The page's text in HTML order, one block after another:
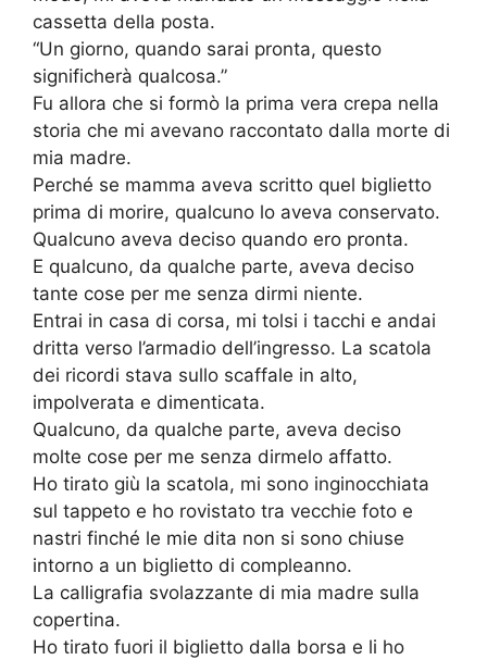
cassetta della posta.
“Un giorno, quando sarai pronta, questo
significherà qualcosa.”
Fu allora che si formò la prima vera crepa nella
storia che mi avevano raccontato dalla morte di
mia madre.
Perché se mamma aveva scritto quel biglietto
prima di morire, qualcuno lo aveva conservato.
Qualcuno aveva deciso quando ero pronta.
E qualcuno, da qualche parte, aveva deciso
tante cose per me senza dirmi niente.
Entrai in casa di corsa, mi tolsi i tacchi e andai
dritta verso l’armadio dell’ingresso. La scatola
dei ricordi stava sullo scaffale in alto,
impolverata e dimenticata.
Qualcuno, da qualche parte, aveva deciso
molte cose per me senza dirmelo affatto.
Ho tirato giù la scatola, mi sono inginocchiata
sul tappeto e ho rovistato tra vecchie foto e
nastri finché le mie dita non si sono chiuse
intorno a un biglietto di compleanno.
La calligrafia svolazzante di mia madre sulla
copertina.
Ho tirato fuori il biglietto dalla borsa e li ho